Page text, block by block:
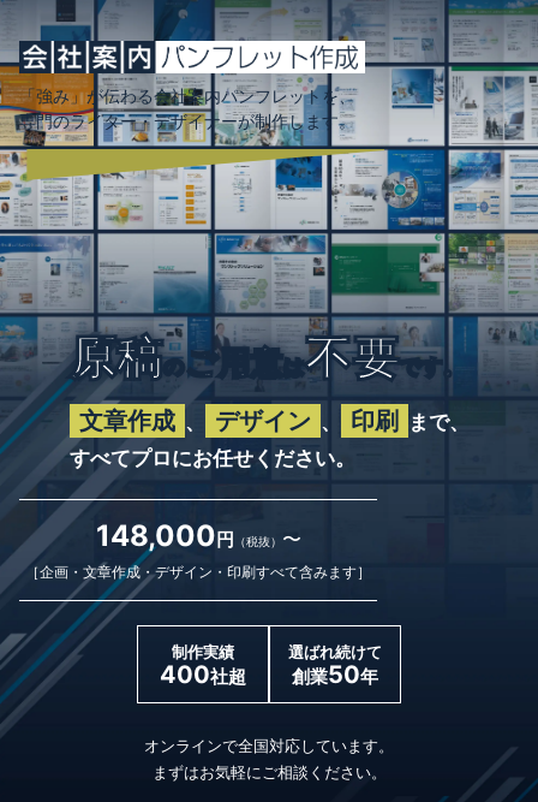
「強み」が伝わる会社案内パンフレットを、
専門のライター・デザイナーが制作します。
原稿のご用意 は不要です。
文章作成 、 デザイン 、 印刷
まで、
すべてプロにお任せください。
148,000 円 （税抜） 〜
［企画・文章作成・デザイン・印刷すべて含みます］
制作実績
400社超
選ばれ続けて
創業50年
オンラインで全国対応しています。
まずはお気軽にご相談ください。